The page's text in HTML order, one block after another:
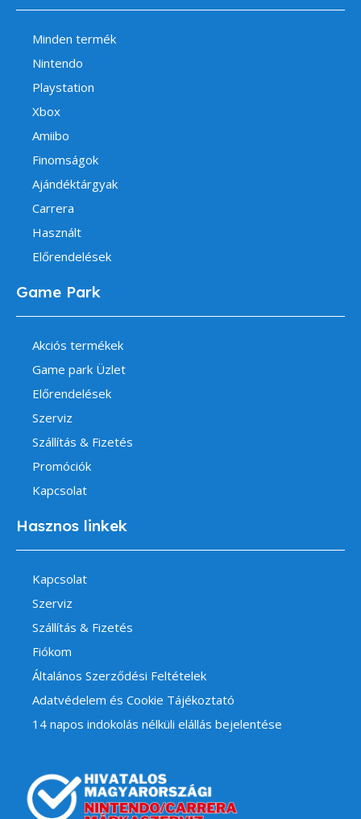
Minden termék
Nintendo
Playstation
Xbox
Amiibo
Finomságok
Ajándéktárgyak
Carrera
Használt
Előrendelések
Game Park
Akciós termékek
Game park Üzlet
Előrendelések
Szerviz
Szállítás & Fizetés
Promóciók
Kapcsolat
Hasznos linkek
Kapcsolat
Szerviz
Szállítás & Fizetés
Fiókom
Általános Szerződési Feltételek
Adatvédelem és Cookie Tájékoztató
14 napos indokolás nélküli elállás bejelentése